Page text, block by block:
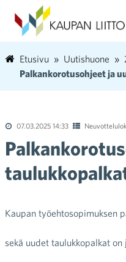
Etusivu Uutishuone
Palkankorotusohjeet ja
07.03.2025 14:33
Kaupan työehtosopimuksen
sekä uudet taulukkopalkat on